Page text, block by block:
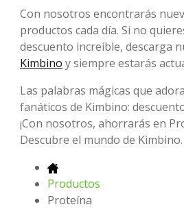
Con nosotros encontrarás
productos cada día. Si no
descuento increíble, descarga
Kimbino y siempre estarás
Las palabras mágicas que
fanáticos de Kimbino:
¡Con nosotros, ahorrarás en
Descubre el mundo de Kimbino.
Productos
Proteína